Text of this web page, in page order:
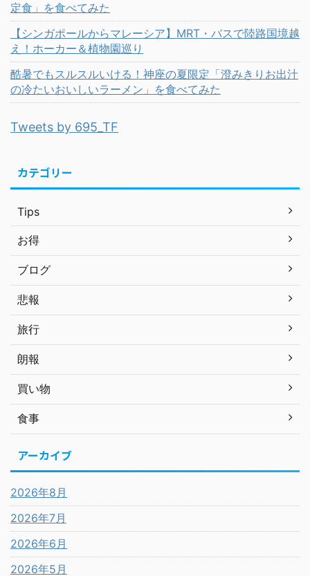
定食」を食べてみた
【シンガポールからマレーシア】MRT・バスで陸路国境越
え！ホーカー＆植物園巡り
酷暑でもスルスルいける！神座の夏限定「澄みきりお出汁
の冷たいおいしいラーメン」を食べてみた
Tweets by 695_TF
カテゴリー
Tips
お得
ブログ
悲報
旅行
朗報
買い物
食事
アーカイブ
2026年8月
2026年7月
2026年6月
2026年5月